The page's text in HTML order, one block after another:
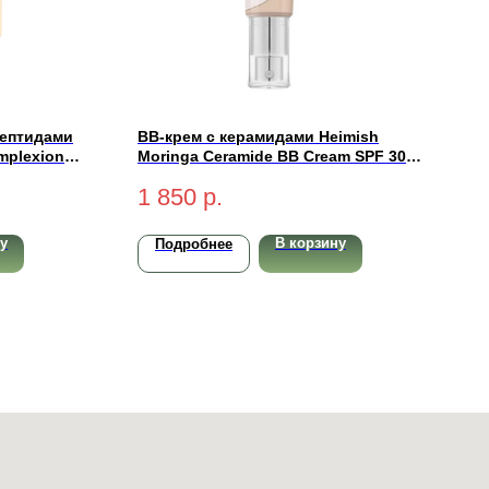
BB-крем с керамидами Heimish
Moringa Ceramide BB Cream SPF 30
1 850 р.
Подробнее В корзину